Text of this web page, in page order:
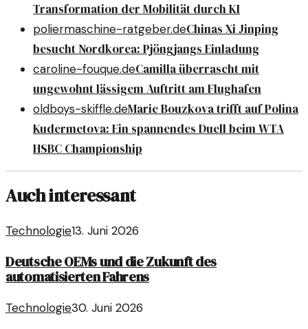
Transformation der Mobilität durch KI
poliermaschine-ratgeber.deChinas Xi Jinping
besucht Nordkorea: Pjöngjangs Einladung
caroline-fouque.deCamilla überrascht mit
ungewohnt lässigem Auftritt am Flughafen
oldboys-skiffle.deMarie Bouzkova trifft auf Polina
Kudermetova: Ein spannendes Duell beim WTA
HSBC Championship
Auch interessant
Technologie13. Juni 2026
Deutsche OEMs und die Zukunft des
automatisierten Fahrens
Technologie30. Juni 2026